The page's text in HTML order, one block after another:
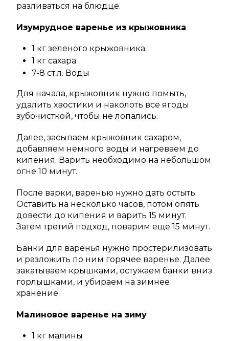
разливаться на блюдце.
Изумрудное варенье из крыжовника
1 кг зеленого крыжовника
1 кг сахара
7-8 ст.л. Воды
Для начала, крыжовник нужно помыть,
удалить хвостики и наколоть все ягоды
зубочисткой, чтобы не лопались.
Далее, засыпаем крыжовник сахаром,
добавляем немного воды и нагреваем до
кипения. Варить необходимо на небольшом
огне 10 минут.
После варки, варенью нужно дать остыть.
Оставить на несколько часов, потом опять
довести до кипения и варить 15 минут.
Затем третий подход, поварим еще 15 минут.
Банки для варенья нужно простерилизовать
и разложить по ним горячее варенье. Далее
закатываем крышками, остужаем банки вниз
горлышками, и убираем на зимнее
хранение.
Малиновое варенье на зиму
1 кг малины